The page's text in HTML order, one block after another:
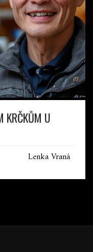
KRČKŮM U
Lenka Vraná